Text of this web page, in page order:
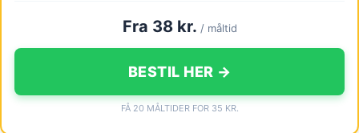
Fra 38 kr. / måltid
BESTIL HER →
FÅ 20 MÅLTIDER FOR 35 KR.